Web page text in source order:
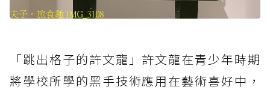
「跳出格子的許文龍」許文龍在青少年時期
將學校所學的黑手技術應用在藝術喜好中，